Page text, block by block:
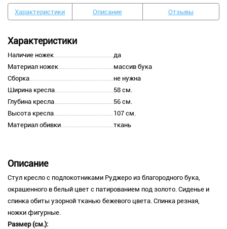
Характеристики Описание Отзывы
Характеристики
Наличие ножек
да
Материал ножек
массив бука
Сборка
не нужна
Ширина кресла
58 см.
Глубина кресла
56 см.
Высота кресла
107 см.
Материал обивки
ткань
Описание
Стул кресло с подлокотниками Руджеро из благородного бука,
окрашенного в белый цвет с патированием под золото. Сиденье и
спинка обиты узорной тканью бежевого цвета. Спинка резная,
ножки фигурные.
Размер (см.):